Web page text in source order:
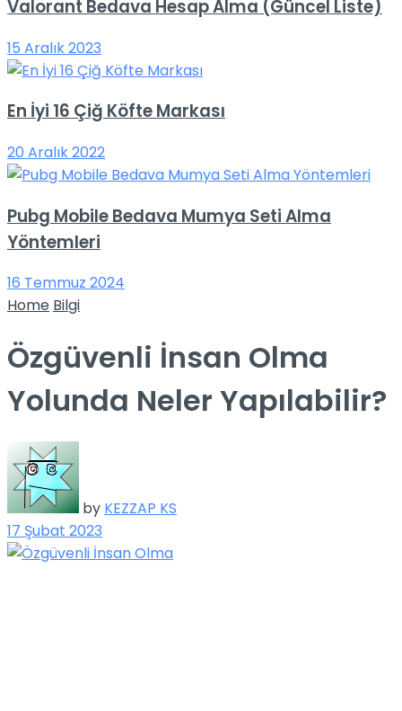
Valorant Bedava Hesap Alma (Güncel Liste)
15 Aralık 2023
En İyi 16 Çiğ Köfte Markası
20 Aralık 2022
Pubg Mobile Bedava Mumya Seti Alma
Yöntemleri
16 Temmuz 2024
Home Bilgi
Özgüvenli İnsan Olma
Yolunda Neler Yapılabilir?
by KEZZAP KS
17 Şubat 2023